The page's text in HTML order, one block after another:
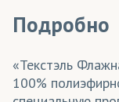
Подробно
«Текстэль
100%